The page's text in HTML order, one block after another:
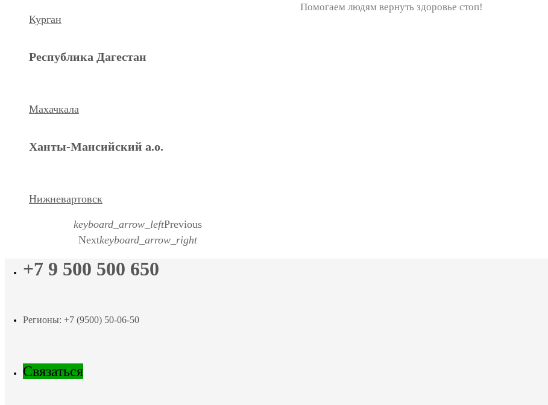
Помогаем людям вернуть здоровье стоп!
Курган
Республика Дагестан
Махачкала
Ханты-Мансийский а.о.
Нижневартовск
keyboard_arrow_leftPrevious
Nextkeyboard_arrow_right
+7 9 500 500 650
Регионы: +7 (9500) 50-06-50
Связаться